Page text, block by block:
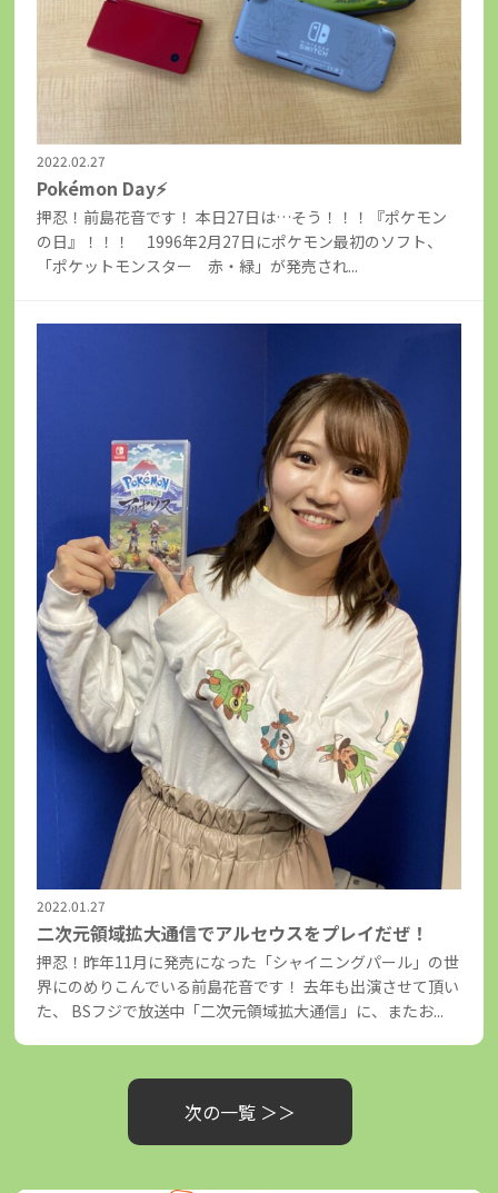
2022.02.27
Pokémon Day⚡
押忍！前島花音です！ 本日27日は…そう！！！『ポケモン
の日』！！！ 1996年2月27日にポケモン最初のソフト、
「ポケットモンスター 赤・緑」が発売され...
2022.01.27
二次元領域拡大通信でアルセウスをプレイだぜ！
押忍！昨年11月に発売になった「シャイニングパール」の世
界にのめりこんでいる前島花音です！ 去年も出演させて頂い
た、 BSフジで放送中「二次元領域拡大通信」に、またお...
次の一覧 ＞＞